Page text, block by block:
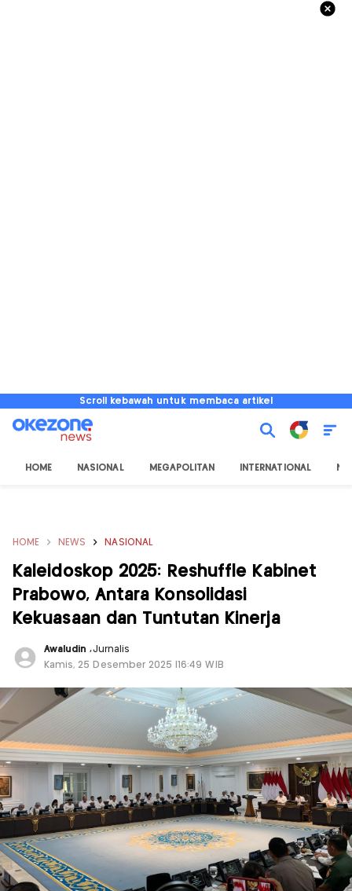
Scroll kebawah untuk membaca artikel
HOME NASIONAL MEGAPOLITAN INTERNATIONAL
HOME NEWS NASIONAL
Kaleidoskop 2025: Reshuffle Kabinet
Prabowo, Antara Konsolidasi
Kekuasaan dan Tuntutan Kinerja
Awaludin,Jurnalis
Kamis, 25 Desember 2025 |16:49 WIB